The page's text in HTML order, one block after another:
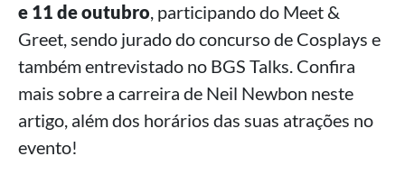
e 11 de outubro, participando do Meet &
Greet, sendo jurado do concurso de Cosplays e
também entrevistado no BGS Talks. Confira
mais sobre a carreira de Neil Newbon neste
artigo, além dos horários das suas atrações no
evento!